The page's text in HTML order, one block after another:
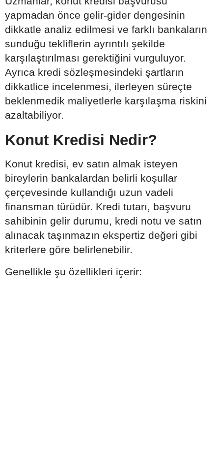
yapmadan önce gelir-gider dengesinin
dikkatle analiz edilmesi ve farklı bankaların
sunduğu tekliflerin ayrıntılı şekilde
karşılaştırılması gerektiğini vurguluyor.
Ayrıca kredi sözleşmesindeki şartların
dikkatlice incelenmesi, ilerleyen süreçte
beklenmedik maliyetlerle karşılaşma riskini
azaltabiliyor.
Konut Kredisi Nedir?
Konut kredisi, ev satın almak isteyen
bireylerin bankalardan belirli koşullar
çerçevesinde kullandığı uzun vadeli
finansman türüdür. Kredi tutarı, başvuru
sahibinin gelir durumu, kredi notu ve satın
alınacak taşınmazın ekspertiz değeri gibi
kriterlere göre belirlenebilir.
Genellikle şu özellikleri içerir: